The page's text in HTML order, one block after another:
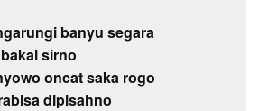
banyu segara
sirno
oncat saka rogo
dipisahno